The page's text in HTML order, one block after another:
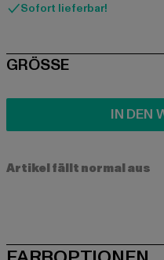
Sofort lieferbar!
SIZE
GRÖSSE
IN DEN
Artikel fällt normal aus